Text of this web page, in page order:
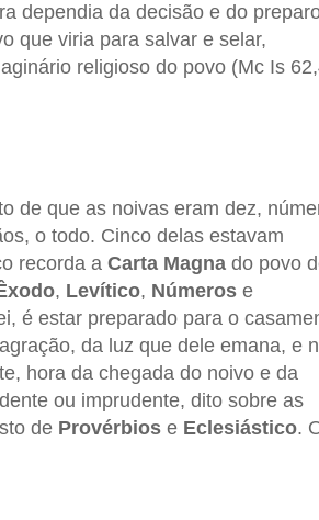
dependia da decisão e do
que viria para salvar e selar,
religioso do povo (Mc Is
de que as noivas eram dez,
o todo. Cinco delas estavam
recorda a Carta Magnado povo
, Levítico, Númerose
é estar preparado para o
da luz que dele emana, e
hora da chegada do noivo e da
ou imprudente, dito sobre as
de Provérbiose Eclesiástico.